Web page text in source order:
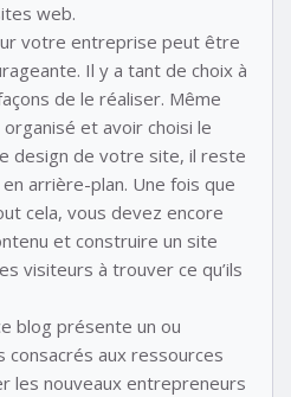
web.
votre entreprise peut être
Il y a tant de choix à
de le réaliser. Même
et avoir choisi le
design de votre site, il reste
arrière-plan. Une fois que
cela, vous devez encore
et construire un site
visiteurs à trouver ce qu’ils
blog présente un ou
consacrés aux ressources
les nouveaux entrepreneurs